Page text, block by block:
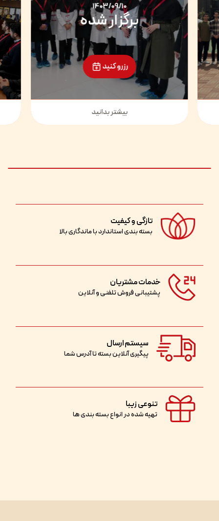
1403/09/10
برگزار شده
رزرو کنید
بیشتر بدانید
تازگی و کیفیت
بسته بندی استاندارد با ماندگاری بالا
خدمات مشتریان
پشتیبانی فروش تلفنی و آنلاین
سیستم ارسال
پیگیری آنلاین بسته تا آدرس شما
تنوعی زیبا
تهیه شده در انواع بسته بندی ها